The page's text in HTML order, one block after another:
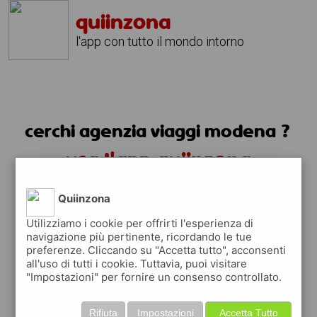
quiinzona
l'app con tutto il mondo intorno
cerchi agenzia viaggi modena ?
usa l'app quiinzona
Quiinzona
Utilizziamo i cookie per offrirti l'esperienza di
navigazione più pertinente, ricordando le tue
preferenze. Cliccando su "Accetta tutto", acconsenti
all'uso di tutti i cookie. Tuttavia, puoi visitare
"Impostazioni" per fornire un consenso controllato.
Accetta Tutto
Impostazioni
Rifiuta